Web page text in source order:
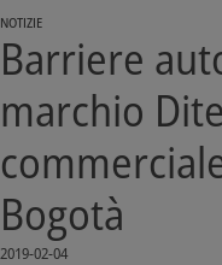
NOTIZIE
Barriere
marchio
Bogotà
2019-02-04